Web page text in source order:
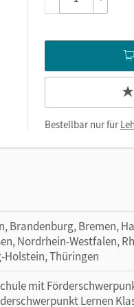
BOOKii® Hörstift
Bestellbar nur für
Brandenburg, Bremen,
Nordrhein-Westfalen,
Holstein, Thüringen
mit
Lernen